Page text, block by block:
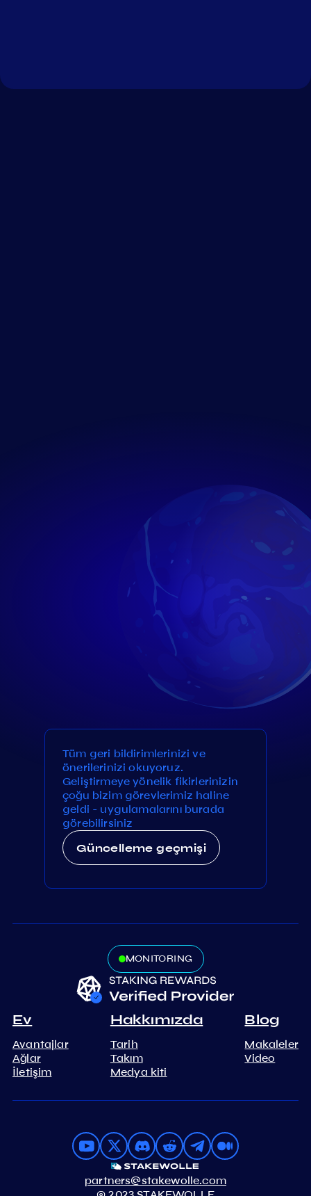
Tüm geri bildirimlerinizi ve
önerilerinizi okuyoruz.
Geliştirmeye yönelik fikirlerinizin
çoğu bizim görevlerimiz haline
geldi - uygulamalarını burada
görebilirsiniz
Güncelleme geçmişi
MONITORING
Ev
Avantajlar
Ağlar
İletişim
Hakkımızda
Tarih
Takım
Medya kiti
Blog
Makaleler
Video
partners@stakewolle.com